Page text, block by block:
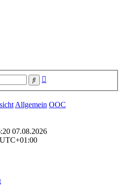
Suche
Allgemein OOC
07.08.2026
UTC+01:00